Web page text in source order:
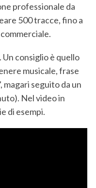
professionale da
500 tracce, fino a
consiglio è quello
musicale, frase
seguito da un
Nel video in
di esempi.